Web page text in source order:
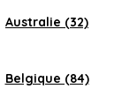
Australie (32)
Belgique (84)